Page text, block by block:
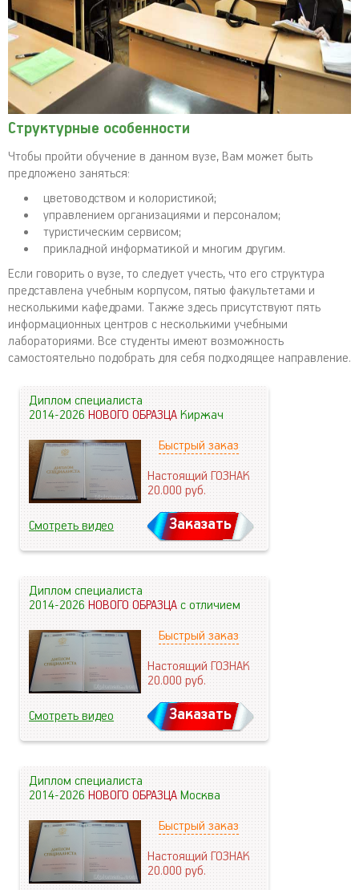
Структурные особенности
Чтобы пройти обучение в данном вузе, Вам может быть
предложено заняться:
цветоводством и колористикой;
управлением организациями и персоналом;
туристическим сервисом;
прикладной информатикой и многим другим.
Если говорить о вузе, то следует учесть, что его структура
представлена учебным корпусом, пятью факультетами и
несколькими кафедрами. Также здесь присутствуют пять
информационных центров с несколькими учебными
лабораториями. Все студенты имеют возможность
самостоятельно подобрать для себя подходящее направление.
Диплом специалиста
2014-2026НОВОГО ОБРАЗЦАКиржач
Быстрый заказ
Настоящий ГОЗНАК
20.000руб.
Смотреть видео Заказать
Диплом специалиста
2014-2026НОВОГО ОБРАЗЦАс отличием
Быстрый заказ
Настоящий ГОЗНАК
20.000руб.
Смотреть видео Заказать
Диплом специалиста
2014-2026НОВОГО ОБРАЗЦАМосква
Быстрый заказ
Настоящий ГОЗНАК
20.000руб.